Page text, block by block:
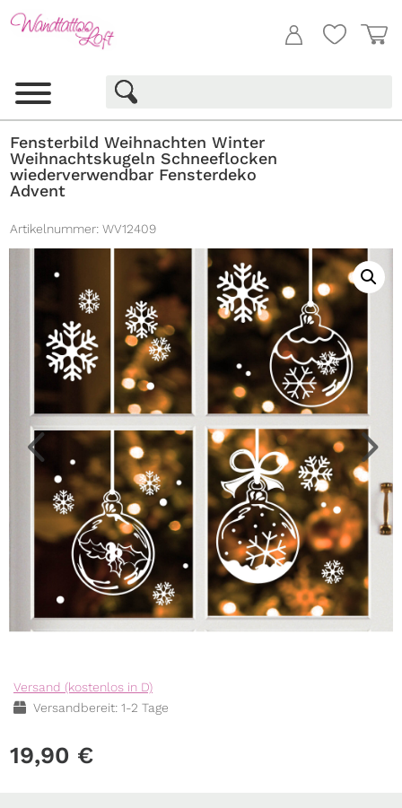
Fensterbild Weihnachten Winter
Weihnachtskugeln Schneeflocken
wiederverwendbar Fensterdeko
Advent
Artikelnummer: WV12409
Versand (kostenlos in D)
Versandbereit: 1-2 Tage
19,90 €